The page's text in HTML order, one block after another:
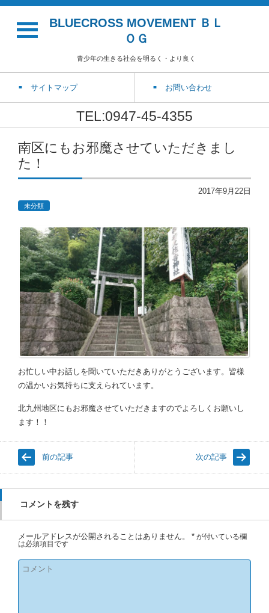
BLUECROSS MOVEMENT ＢＬ
ＯＧ
青少年の生きる社会を明るく・より良く
サイトマップ お問い合わせ
TEL:0947-45-4355
南区にもお邪魔させていただきまし
た！
2017年9月22日
未分類
お忙しい中お話しを聞いていただきありがとうございます。皆様
の温かいお気持ちに支えられています。
北九州地区にもお邪魔させていただきますのでよろしくお願いし
ます！！
前の記事 次の記事
コメントを残す
メールアドレスが公開されることはありません。 * が付いている欄
は必須項目です